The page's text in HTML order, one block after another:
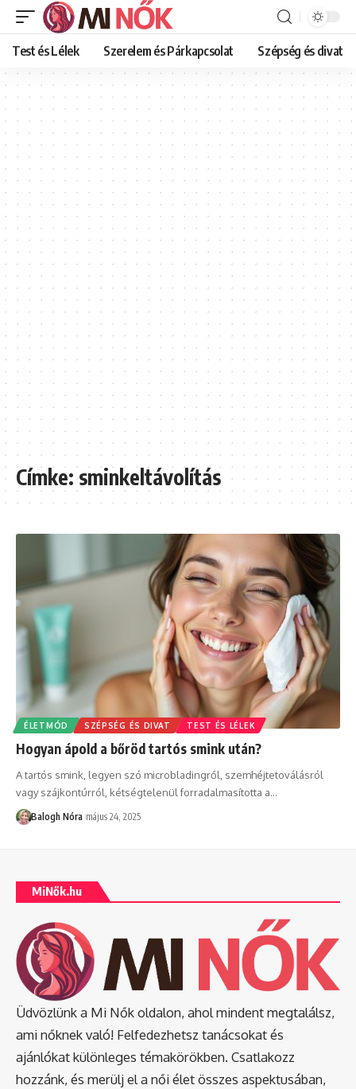
Test és Lélek Szerelem és Párkapcsolat Szépség és divat
Címke:sminkeltávolítás
ÉLETMÓD SZÉPSÉG ÉS DIVAT TEST ÉS LÉLEK
Hogyan ápold a bőröd tartós smink után?
A tartós smink, legyen szó microbladingről, szemhéjtetoválásról
vagy szájkontúrról, kétségtelenül forradalmasította a…
Balogh Nóra május 24, 2025
MiNők.hu
Üdvözlünk a Mi Nők oldalon, ahol mindent megtalálsz,
ami nőknek való! Felfedezhetsz tanácsokat és
ajánlókat különleges témakörökben. Csatlakozz
hozzánk, és merülj el a női élet összes aspektusában,